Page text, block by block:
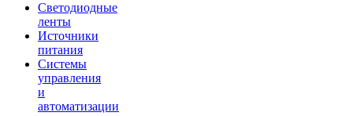
Светодиодные
ленты
Источники
питания
Системы
управления
и
автоматизации